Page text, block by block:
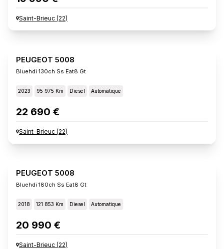
Saint-Brieuc (22)
PEUGEOT 5008
Bluehdi 130ch Ss Eat8 Gt
2023 95 975 Km Diesel Automatique
22 690 €
Saint-Brieuc (22)
PEUGEOT 5008
Bluehdi 180ch Ss Eat8 Gt
2018 121 853 Km Diesel Automatique
20 990 €
Saint-Brieuc (22)